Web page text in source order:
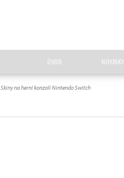
ÚVOD NOVINKY
Skiny na herní konzoli Nintendo Switch